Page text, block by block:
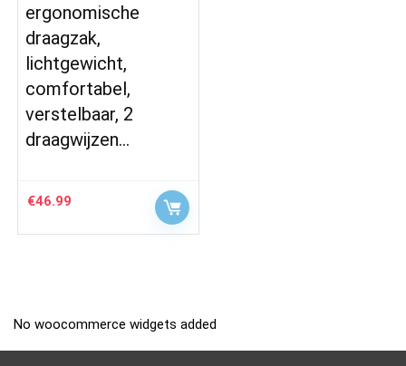
ergonomische
draagzak,
lichtgewicht,
comfortabel,
verstelbaar, 2
draagwijzen…
€46.99
No woocommerce widgets added